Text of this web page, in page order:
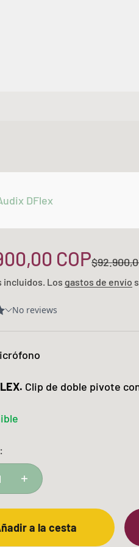
DFlex
de oferta
COPPrecio
incluidos. Los gastos de envío
Clip de doble pivote
a la cesta